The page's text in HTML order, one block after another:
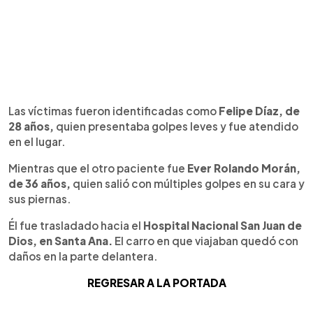
Las víctimas fueron identificadas como Felipe Díaz, de
28 años, quien presentaba golpes leves y fue atendido
en el lugar.
Mientras que el otro paciente fue Ever Rolando Morán,
de 36 años, quien salió con múltiples golpes en su cara y
sus piernas.
Él fue trasladado hacia el Hospital Nacional San Juan de
Dios, en Santa Ana. El carro en que viajaban quedó con
daños en la parte delantera.
REGRESAR A LA PORTADA